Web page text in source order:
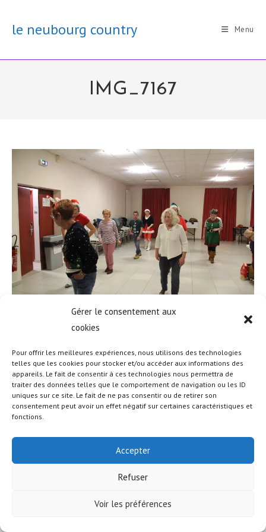
Gérer le consentement aux
cookies
Pour offrir les meilleures expériences, nous utilisons des technologies
telles que les cookies pour stocker et/ou accéder aux informations des
appareils. Le fait de consentir à ces technologies nous permettra de
traiter des données telles que le comportement de navigation ou les ID
uniques sur ce site. Le fait de ne pas consentir ou de retirer son
consentement peut avoir un effet négatif sur certaines caractéristiques et
fonctions.
Accepter
Refuser
Voir les préférences
contentle neubourg country Menu
IMG_7167
© COPYRIGHT - OCEANWP THEME BY NICK